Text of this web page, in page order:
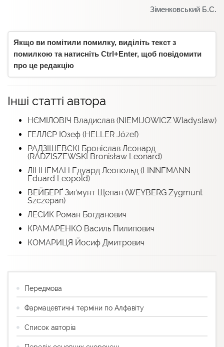
Зіменковський Б.С.
Якщо ви помітили помилку, виділіть текст з
помилкою та натисніть Ctrl+Enter, щоб повідомити
про це редакцію
Інші статті автора
НЄМІЛОВІЧ Владислав (NIEMIЈOWICZ Wladyslaw)
ГЕЛЛЄР Юзеф (HELLER Józef)
РАДЗІШЕВСКІ Броніслав Лєонард
(RADZISZEWSKI Bronisław Leonard)
ЛІННЕМАН Едуард Леопольд (LINNEMANN
Eduard Leopold)
ВЕЙБЕРҐ Зиґмунт Щепан (WEYBERG Zygmunt
Szczepan)
ЛЕСИК Роман Богданович
КРАМАРЕНКО Василь Пилипович
КОМАРИЦЯ Йосиф Дмитрович
Передмова
Фармацевтичні терміни по Алфавіту
Список авторів